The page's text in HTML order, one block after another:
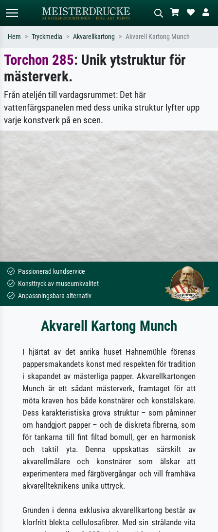
Standardsök AI-bildsökning
Sök efter konstnär, titel eller stil –
t.ex. Monet, Stjärnenatt,
impressionism, Hokusai-våg, naken.
oljemålning, stående naken bredvid ett
Hem Tryckmedia Akvarellkartong Akvarell Kartong Munch
Torchon 285: Unik ytstruktur för
mästerverk.
Från ateljén till vardagsrummet: Det här
vattenfärgspanelen med dess unika struktur lyfter upp
varje konstverk på en scen.
Passionerad kundservice
Konsttryck av museumkvalitet
Anpassningsbara alternativ
Akvarell Kartong Munch
I hjärtat av det anrika huset Hahnemühle förenas
pappersmakandets konst med respekten för tradition
i skapandet av mästerliga papper. Akvarellkartongen
Munch är ett sådant mästerverk, framtaget för att
möta kraven hos både konstnärer och konstälskare.
Dess karakteristiska grova struktur – som påminner
om handgjort papper – och de diskreta fibrerna, som
för tankarna till fint filtad bomull, ger en harmonisk
och taktil yta. Denna uppskattas särskilt av
akvarellmålare och konstnärer som älskar att
experimentera med färgövergångar och vill framhäva
akvarellteknikens unika uttryck.
Grunden i denna exklusiva akvarellkartong består av
klorfritt blekta cellulosafibrer. Med sin strålande vita